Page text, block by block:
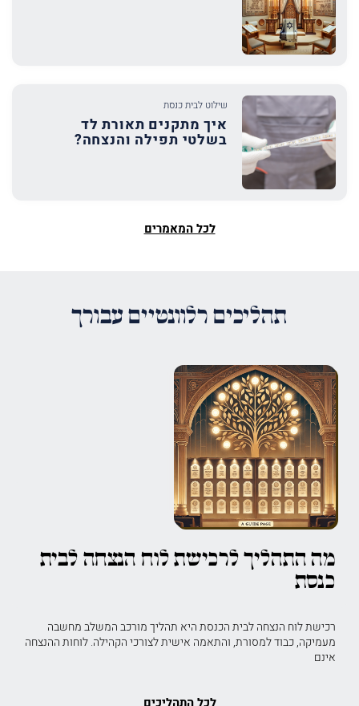
שילוט לבית כנסת
איך מתקנים תאורת לד
בשלטי תפילה והנצחה?
לכל המאמרים
תהליכים רלוונטיים עבורך
מה התהליך לרכישת לוח הנצחה לבית
כנסת
רכישת לוח הנצחה לבית הכנסת היא תהליך מורכב המשלב מחשבה
מעמיקה, כבוד למסורת, והתאמה אישית לצורכי הקהילה. לוחות ההנצחה
אינם